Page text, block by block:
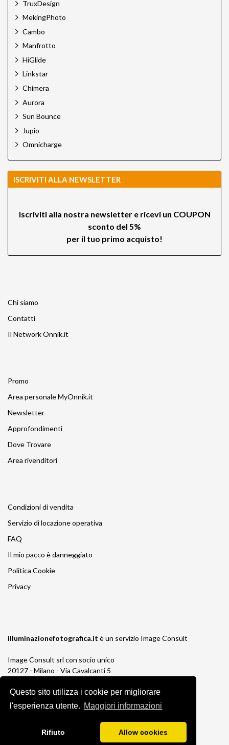
Questo sito utilizza i cookie per migliorare
l'esperienza utente. Maggiori informazioni
Rifiuto Allow cookies
TruxDesign
MekingPhoto
Cambo
Manfrotto
HiGlide
Linkstar
Chimera
Aurora
Sun Bounce
Jupio
Omnicharge
ISCRIVITI ALLA NEWSLETTER
Iscriviti alla nostra newsletter e ricevi un COUPON
sconto del 5%
per il tuo primo acquisto!
Chi siamo
Contatti
Il Network Onnik.it
Promo
Area personale MyOnnik.it
Newsletter
Approfondimenti
Dove Trovare
Area rivenditori
Condizioni di vendita
Servizio di locazione operativa
FAQ
Il mio pacco è danneggiato
Politica Cookie
Privacy
illuminazionefotografica.it è un servizio Image Consult
Image Consult srl con socio unico
20127 - Milano - Via Cavalcanti 5
P.IVA e C.F. 03383650961
REA 1673647 CCIAA Milano Monza Brianza
Registro Pile IT13030P00003110